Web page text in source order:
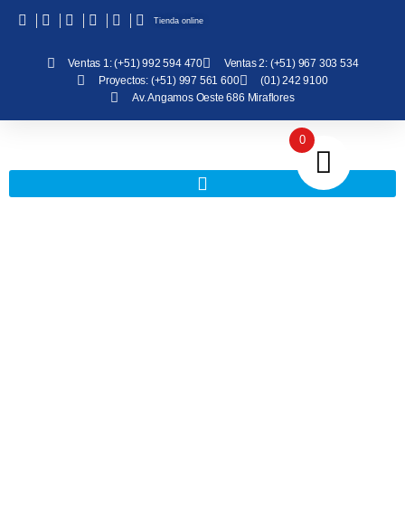
Ventas 1: (+51) 992 594 470
Ventas 2: (+51) 967 303 534
Proyectos: (+51) 997 561 600
(01) 242 9100
Av. Angamos Oeste 686 Miraflores
Tienda online
0